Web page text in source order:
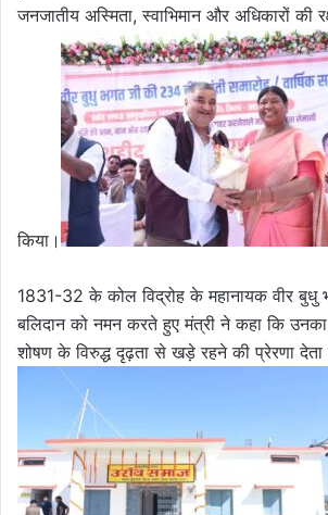
जनजातीय अस्मिता, स्वाभिमान और अधिकारों की
किया।
1831-32 के कोल विद्रोह के महानायक वीर
बलिदान को नमन करते हुए मंत्री ने कहा कि
शोषण के विरुद्ध दृढ़ता से खड़े रहने की प्रेरणा देता